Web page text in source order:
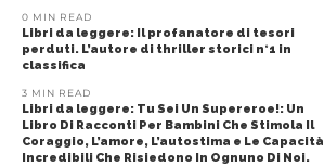
0 MIN READ
Libri da leggere: Il profanatore di tesori
perduti. L’autore di thriller storici n°1 in
classifica
3 MIN READ
Libri da leggere: Tu Sei Un Supereroe!: Un
Libro Di Racconti Per Bambini Che Stimola Il
Coraggio, L’amore, L’autostima e Le Capacità
Incredibili Che Risiedono In Ognuno Di Noi.